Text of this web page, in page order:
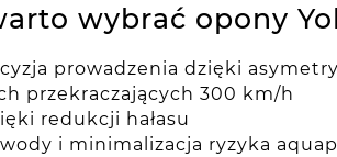
wybrać opony
prowadzenia dzięki
przekraczających 300 km/h
redukcji hałasu
i minimalizacja ryzyka